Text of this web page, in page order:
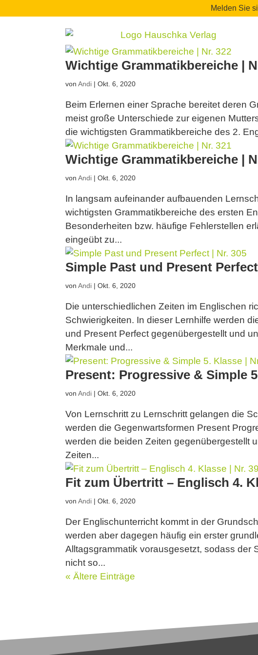
Melden Sie
Wichtige Grammatikbereiche |
vonAndi |Okt. 6, 2020
Beim Erlernen einer Sprache bereitet deren
meist große Unterschiede zur eigenen
die wichtigsten Grammatikbereiche des 2.
Wichtige Grammatikbereiche |
vonAndi |Okt. 6, 2020
In langsam aufeinander aufbauenden
wichtigsten Grammatikbereiche des ersten
Besonderheiten bzw. häufige Fehlerstellen
eingeübt zu...
Simple Past und Present
vonAndi |Okt. 6, 2020
Die unterschiedlichen Zeiten im Englischen
Schwierigkeiten. In dieser Lernhilfe werden
und Present Perfect gegenübergestellt und
Merkmale und...
Present: Progressive & Simple
vonAndi |Okt. 6, 2020
Von Lernschritt zu Lernschritt gelangen die
werden die Gegenwartsformen Present
werden die beiden Zeiten gegenübergestellt
Zeiten...
Fit zum Übertritt – Englisch 4.
vonAndi |Okt. 6, 2020
Der Englischunterricht kommt in der
werden aber dagegen häufig ein erster
Alltagsgrammatik vorausgesetzt, sodass der
nicht so...
« Ältere Einträge